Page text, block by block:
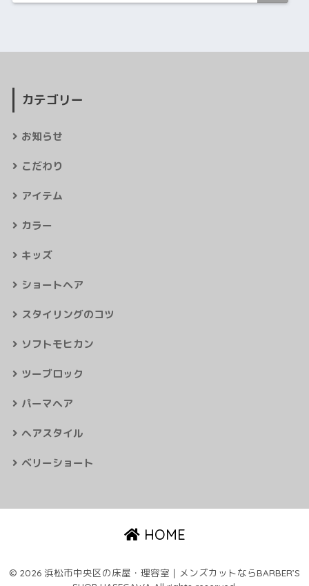
カテゴリー
お知らせ
こだわり
アイテム
カラー
キッズ
ショートヘア
スタイリングのコツ
ソフトモヒカン
ツーブロック
パーマヘア
ヘアスタイル
ベリーショート
HOME
© 2026 浜松市中央区の床屋・理容室｜メンズカットならBARBER’S